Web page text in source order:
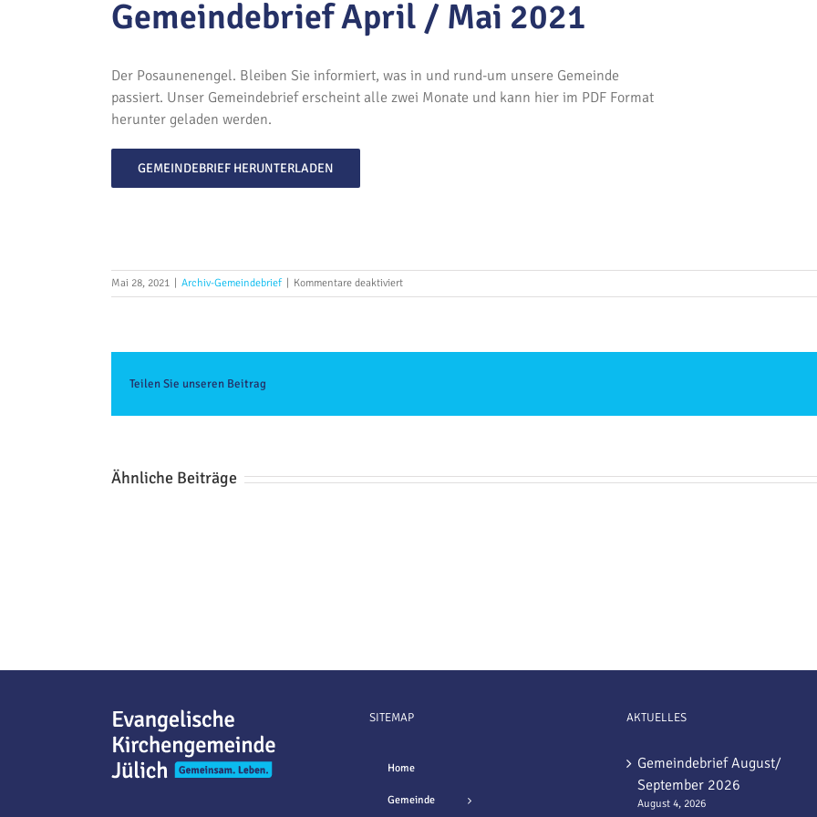
Gemeindebrief April / Mai 2021
Der Posaunenengel. Bleiben Sie informiert, was in und rund-um unsere Gemeinde
passiert. Unser Gemeindebrief erscheint alle zwei Monate und kann hier im PDF Format
herunter geladen werden.
GEMEINDEBRIEF HERUNTERLADEN
Mai 28, 2021 Archiv-Gemeindebrief Kommentare deaktiviertfür
Gemeindebrief
Teilen Sie unseren Beitrag
Ähnliche Beiträge
SITEMAP
Home
Gemeinde
AKTUELLES
Gemeindebrief August/
September 2026
August 4, 2026